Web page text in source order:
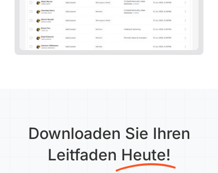
Downloaden Sie Ihren
Leitfaden Heute!